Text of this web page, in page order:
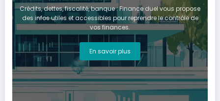
Crédits, dettes, fiscalité, banque : Finance duel vous propose
des infos utiles et accessibles pour reprendre le contrôle de
vos finances.
En savoir plus